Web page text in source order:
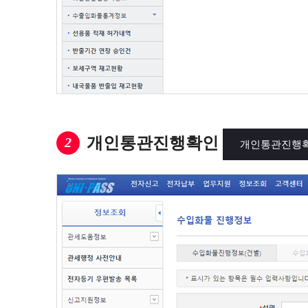
2 개인통관진행확인 개인통관진행